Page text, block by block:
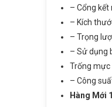
– Cổng kết
– Kích
– Trọng
– Sử dụng
Trống mực
– Công
Hàng Mới